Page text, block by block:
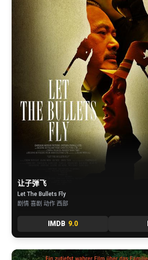
让子弹飞
Let The Bullets Fly
剧情 喜剧 动作 西部
IMDB 9.0